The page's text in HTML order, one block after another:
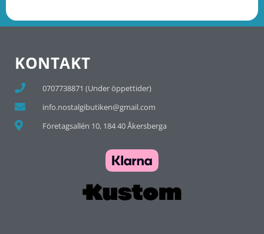
KONTAKT
0707738871 (Under öppettider)
info.nostalgibutiken@gmail.com
Företagsallén 10, 184 40 Åkersberga